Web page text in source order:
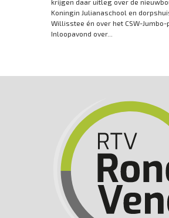
krijgen daar uitleg over de
Koningin Julianaschool en
Willisstee én over het CSW-Jumbo-
Inloopavond over...